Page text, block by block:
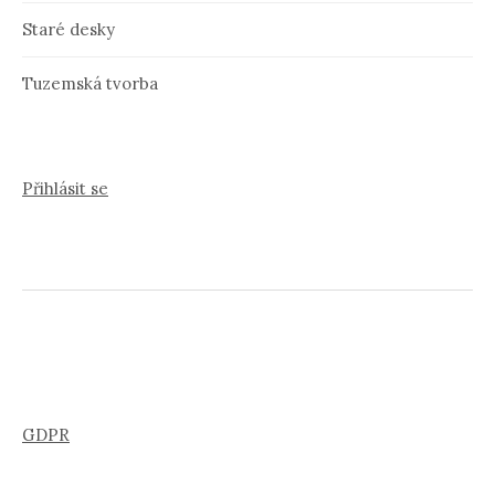
Staré desky
Tuzemská tvorba
Přihlásit se
GDPR